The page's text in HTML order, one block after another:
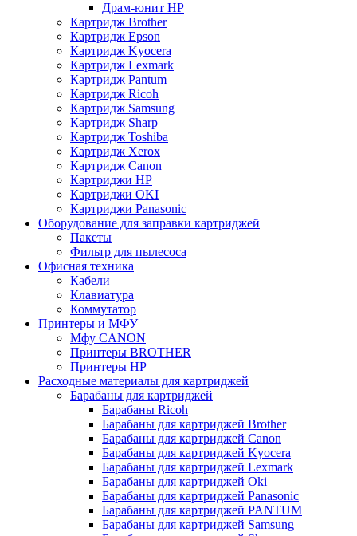
Драм-юнит НР
Картридж Brother
Картридж Epson
Картридж Kyocera
Картридж Lexmark
Картридж Pantum
Картридж Ricoh
Картридж Samsung
Картридж Sharp
Картридж Toshiba
Картридж Xerox
Картридж Сanon
Картриджи HP
Картриджи OKI
Картриджи Panasonic
Оборудование для заправки картриджей
Пакеты
Фильтр для пылесоса
Офисная техника
Кабели
Клавиатура
Коммутатор
Принтеры и МФУ
Мфу CANON
Принтеры BROTHER
Принтеры HP
Расходные материалы для картриджей
Барабаны для картриджей
Барабаны Ricoh
Барабаны для картриджей Brother
Барабаны для картриджей Canon
Барабаны для картриджей Kyocera
Барабаны для картриджей Lexmark
Барабаны для картриджей Oki
Барабаны для картриджей Panasonic
Барабаны для картриджей PANTUM
Барабаны для картриджей Samsung